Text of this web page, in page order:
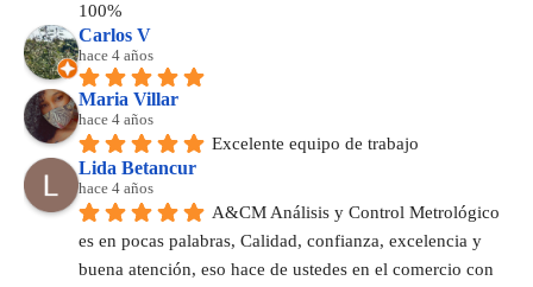
100%
Carlos V
hace 4 años
Maria Villar
hace 4 años
Excelente equipo de trabajo
Lida Betancur
hace 4 años
A&CM Análisis y Control Metrológico
es en pocas palabras, Calidad, confianza, excelencia y
buena atención, eso hace de ustedes en el comercio con